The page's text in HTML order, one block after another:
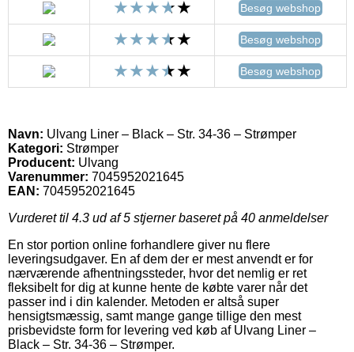
Besøg webshop
Besøg webshop
Besøg webshop
Navn: Ulvang Liner – Black – Str. 34-36 – Strømper
Kategori: Strømper
Producent: Ulvang
Varenummer: 7045952021645
EAN: 7045952021645
Vurderet til 4.3 ud af 5 stjerner baseret på 40 anmeldelser
En stor portion online forhandlere giver nu flere
leveringsudgaver. En af dem der er mest anvendt er for
nærværende afhentningssteder, hvor det nemlig er ret
fleksibelt for dig at kunne hente de købte varer når det
passer ind i din kalender. Metoden er altså super
hensigtsmæssig, samt mange gange tillige den mest
prisbevidste form for levering ved køb af Ulvang Liner –
Black – Str. 34-36 – Strømper.